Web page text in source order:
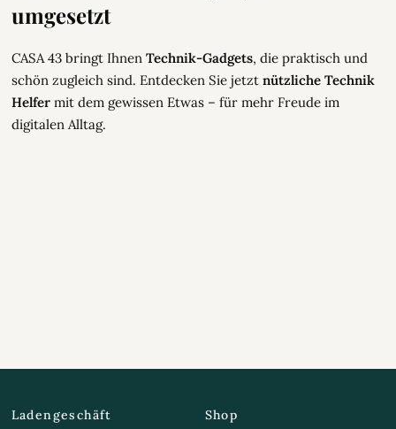
umgesetzt
CASA 43 bringt Ihnen Technik-Gadgets, die praktisch und
schön zugleich sind. Entdecken Sie jetzt nützliche Technik
Helfermit dem gewissen Etwas – für mehr Freude im
digitalen Alltag.
Ladengeschäft Shop